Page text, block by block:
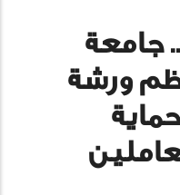
جامعة
ورشة